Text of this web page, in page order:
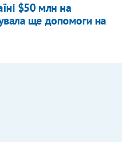
$50 млн на
ще допомоги на